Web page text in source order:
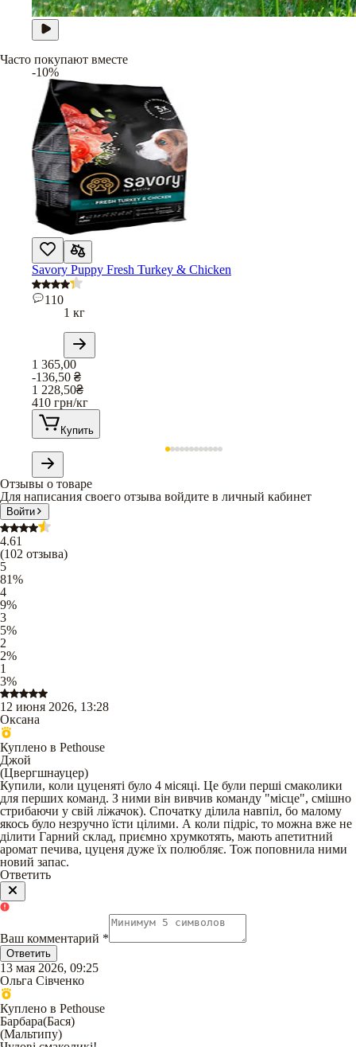
Часто покупают вместе
-10%
Savory Puppy Fresh Turkey & Chicken
110
1 кг
1 365,00
-136,50 ₴
1 228,50₴
410 грн/кг
Купить
Отзывы о товаре
Для написания своего отзыва войдите в личный кабинет
Войти
4.61
(102 отзыва)
5
81%
4
9%
3
5%
2
2%
1
3%
12 июня 2026, 13:28
Оксана
Куплено в Pethouse
Джой
(Цвергшнауцер)
Купили, коли цуценяті було 4 місяці. Це були перші смаколики
для перших команд. З ними він вивчив команду "місце", смішно
стрибаючи у свій ліжачок). Спочатку ділила навпіл, бо малому
якось було незручно їсти цілими. А коли підріс, то можна вже не
ділити Гарний склад, приємно хрумкотять, мають апетитний
аромат печива, цуценя дуже їх полюбляє. Тож поповнила ними
новий запас.
Ответить
Ваш комментарий *
Ответить
13 мая 2026, 09:25
Ольга Сівченко
Куплено в Pethouse
Барбара(Бася)
(Мальтипу)